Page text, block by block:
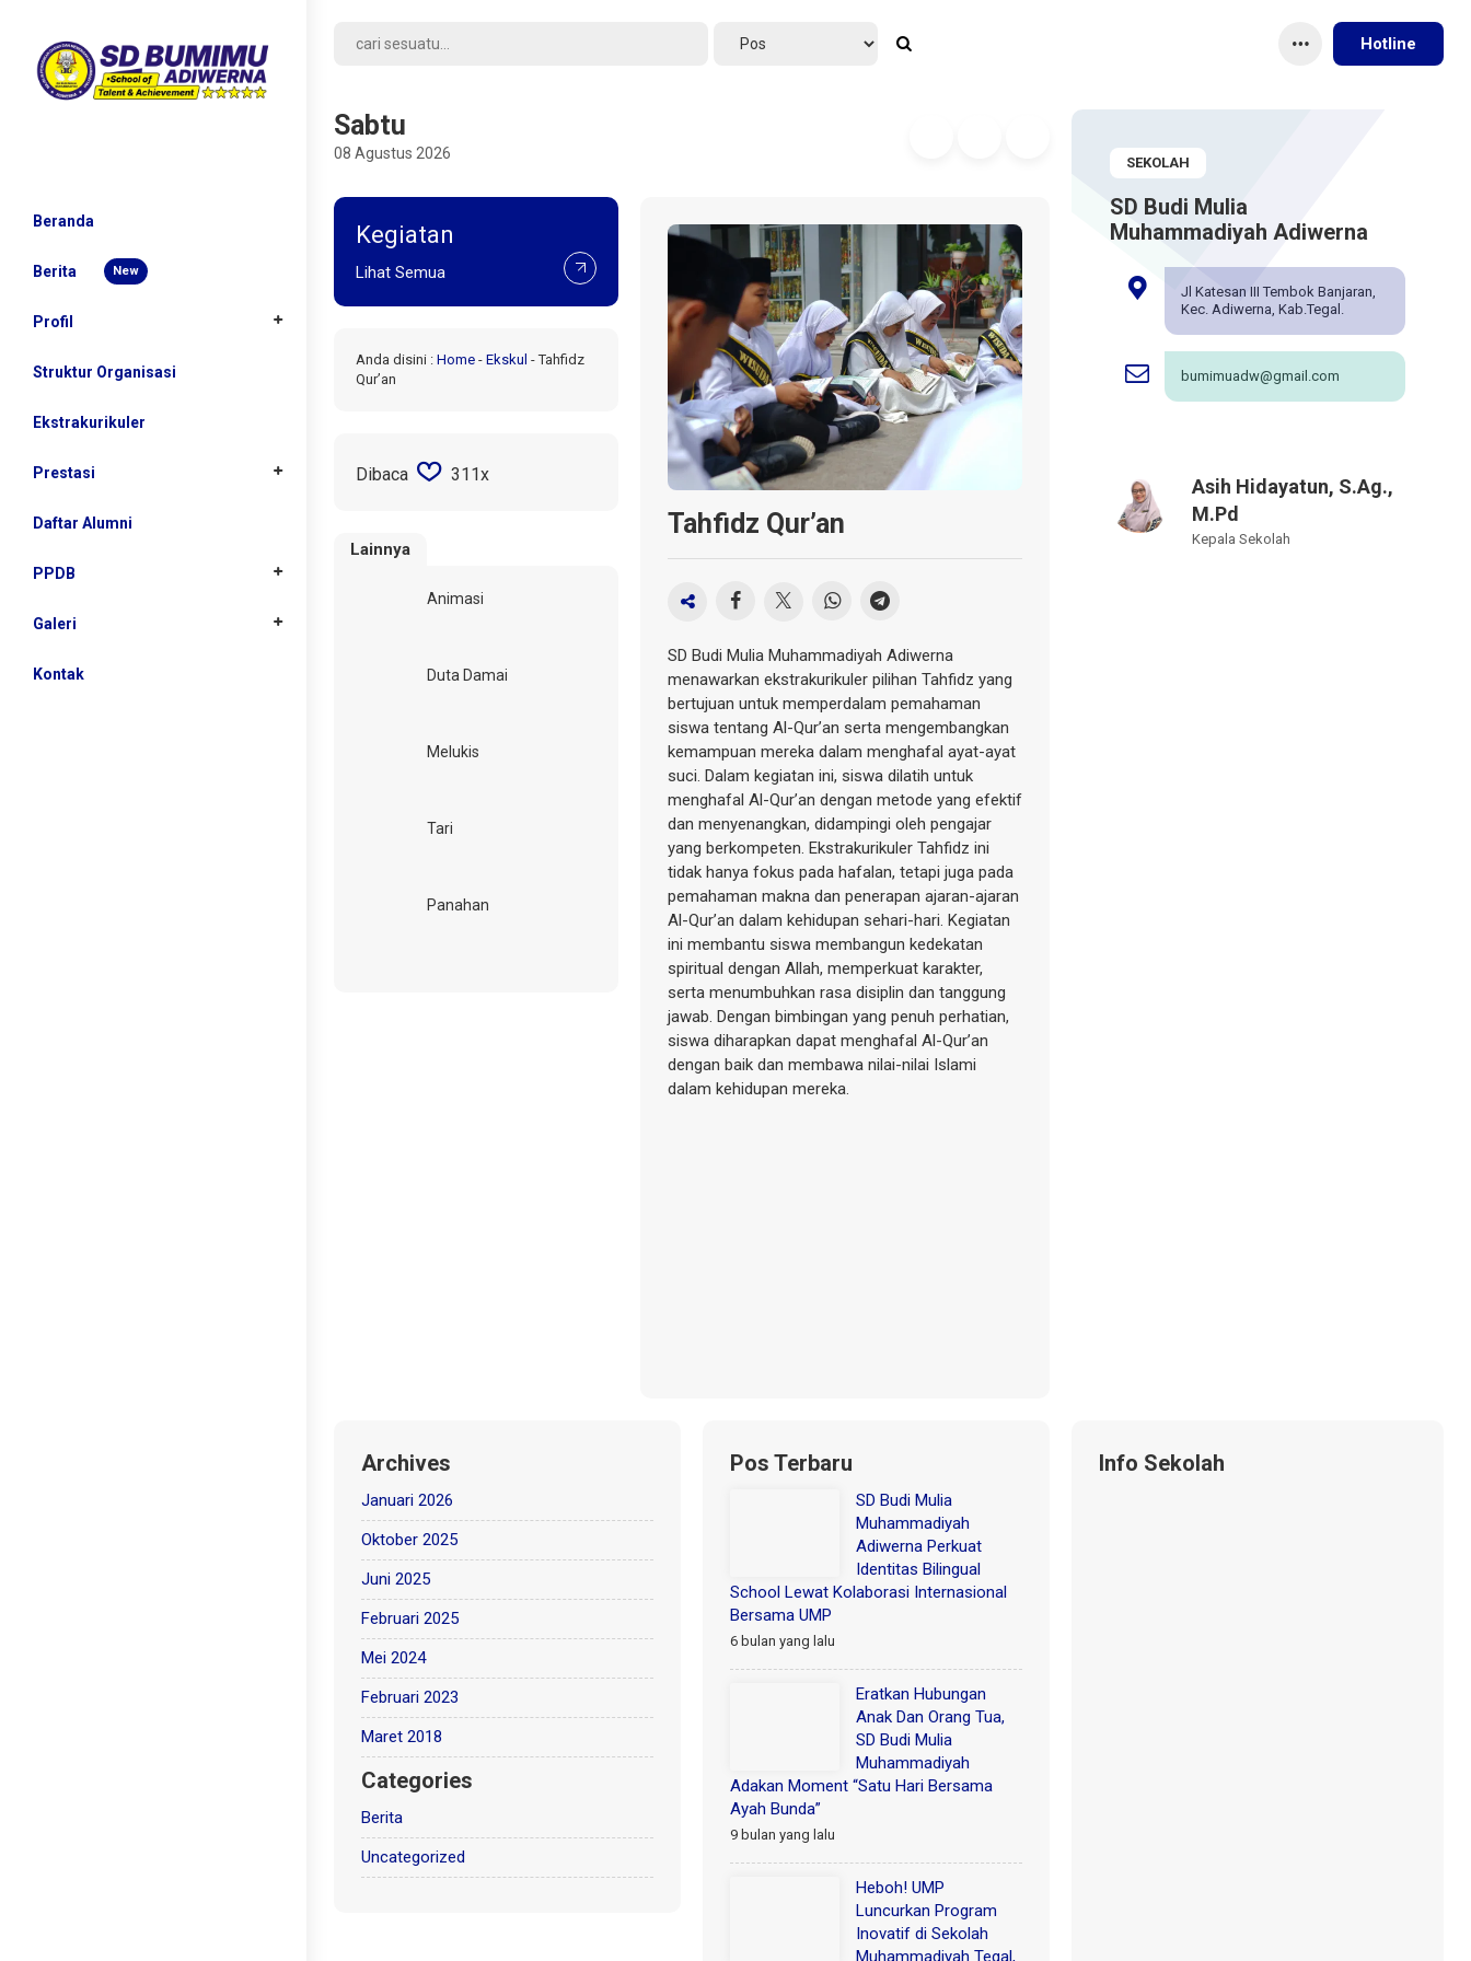
Beranda
Berita New
Profil
Sejarah
Kepala Sekolah
Visi dan Misi
Fasilitas
Guru
Struktur Organisasi
Ekstrakurikuler
Prestasi
Data Prestasi
Foto Prestasi
Daftar Alumni
PPDB
Info PPDB
Download
Galeri
Foto
Kontak
Hotline
Sabtu
08 Agustus 2026
Tahfidz Qur’an
SD Budi Mulia Muhammadiyah Adiwerna
menawarkan ekstrakurikuler pilihan Tahfidz yang
bertujuan untuk memperdalam pemahaman
siswa tentang Al-Qur’an serta mengembangkan
kemampuan mereka dalam menghafal ayat-ayat
suci. Dalam kegiatan ini, siswa dilatih untuk
menghafal Al-Qur’an dengan metode yang efektif
dan menyenangkan, didampingi oleh pengajar
yang berkompeten. Ekstrakurikuler Tahfidz ini
tidak hanya fokus pada hafalan, tetapi juga pada
pemahaman makna dan penerapan ajaran-ajaran
Al-Qur’an dalam kehidupan sehari-hari. Kegiatan
ini membantu siswa membangun kedekatan
spiritual dengan Allah, memperkuat karakter,
serta menumbuhkan rasa disiplin dan tanggung
jawab. Dengan bimbingan yang penuh perhatian,
siswa diharapkan dapat menghafal Al-Qur’an
dengan baik dan membawa nilai-nilai Islami
dalam kehidupan mereka.
Kegiatan
Lihat Semua
Anda disini : Home - Ekskul -Tahfidz
Qur’an
Dibaca 311x
Lainnya
Animasi
Duta Damai
Melukis
Tari
Panahan
SEKOLAH
SD Budi Mulia
Muhammadiyah Adiwerna
Jl Katesan III Tembok Banjaran,
Kec. Adiwerna, Kab.Tegal.
bumimuadw@gmail.com
Asih Hidayatun, S.Ag.,
M.Pd
Kepala Sekolah
Archives
Januari 2026
Oktober 2025
Juni 2025
Februari 2025
Mei 2024
Februari 2023
Maret 2018
Categories
Berita
Uncategorized
Pos Terbaru
SD Budi Mulia
Muhammadiyah
Adiwerna Perkuat
Identitas Bilingual
School Lewat Kolaborasi Internasional
Bersama UMP
6 bulan yang lalu
Eratkan Hubungan
Anak Dan Orang Tua,
SD Budi Mulia
Muhammadiyah
Adakan Moment “Satu Hari Bersama
Ayah Bunda”
9 bulan yang lalu
Heboh! UMP
Luncurkan Program
Inovatif di Sekolah
Muhammadiyah Tegal,
Info Sekolah